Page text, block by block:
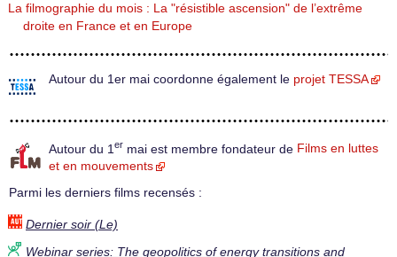
La filmographie du mois : La "résistible ascension" de l’extrême
droite en France et en Europe
Autour du 1er mai coordonne également le projet TESSA
Autour du 1 er mai est membre fondateur de Films en luttes
et en mouvements
Parmi les derniers films recensés :
Dernier soir (Le)
Webinar series: The geopolitics of energy transitions and